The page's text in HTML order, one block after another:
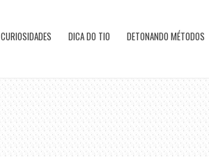
CURIOSIDADES DICA DO TIO DETONANDO MÉTODOS